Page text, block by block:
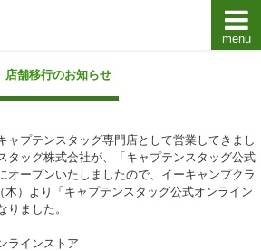
プテンスタッグキャンプ用品通販店【eキャンプ
menu
店舗移行のお知らせ
ャプテンスタッグ専門店として営業してきまし
タッグ株式会社が、「キャプテンスタッグ公式
オープンいたしましたので、イーキャンプクラ
木）より「キャプテンスタッグ公式オンライン
りました。
ラインストア